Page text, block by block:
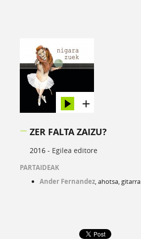
ZER FALTA ZAIZU?
2016 - Egilea editore
PARTAIDEAK
Ander Fernandez, ahotsa, gitarra